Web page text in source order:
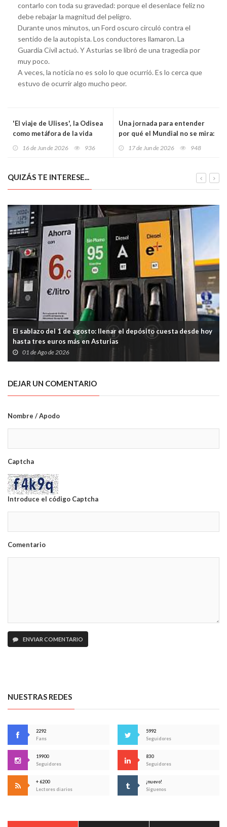
contarlo con toda su gravedad: porque el desenlace feliz no
debe rebajar la magnitud del peligro.
Durante unos minutos, un Ford oscuro circuló contra el
sentido de la autopista. Los conductores llamaron. La
Guardia Civil actuó. Y Asturias se libró de una tragedia por
muy poco.
A veces, la noticia no es solo lo que ocurrió. Es lo cerca que
estuvo de ocurrir algo mucho peor.
'El viaje de Ulises', la Odisea
como metáfora de la vida
16 de Jun de 2026 936
Una jornada para entender
por qué el Mundial no se mira:
17 de Jun de 2026 948
QUIZÁS TE INTERESE...
El sablazo del 1 de agosto: llenar el depósito cuesta desde hoy
hasta tres euros más en Asturias
01 de Ago de 2026
DEJAR UN COMENTARIO
Nombre / Apodo
Captcha
Introduce el código Captcha
Comentario
ENVIAR COMENTARIO
NUESTRAS REDES
2292
Fans
5992
Seguidores
19900
Seguidores
830
Seguidores
+ 6200
Lectores diarios
¡nuevo!
Síguenos